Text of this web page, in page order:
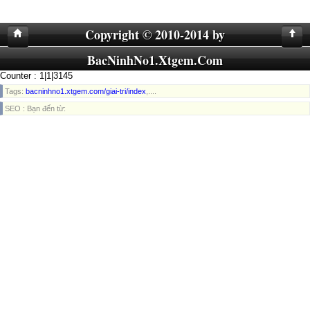
Copyright © 2010-2014 by
BacNinhNo1.Xtgem.Com
Counter : 1|1|3145
Tags: bacninhno1.xtgem.com/giai-tri/index
SEO : Bạn đến từ: